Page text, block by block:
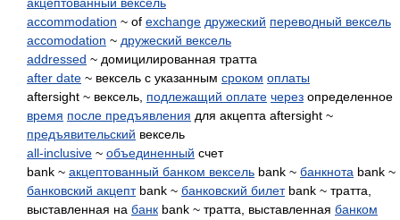
accommodation ~ of exchange дружеский переводный вексель
accomodation ~ дружеский вексель
addressed ~ домицилированная тратта
after date ~ вексель с указанным сроком оплаты
aftersight ~ вексель, подлежащий оплате через определенное
время после предъявления для акцепта aftersight ~
предъявительский вексель
all-inclusive ~ объединенный счет
bank ~ акцептованный банком вексель bank ~ банкнота bank ~
банковский акцептbank ~ банковский билетbank ~ тратта,
выставленная на банк bank ~ тратта, выставленная банком